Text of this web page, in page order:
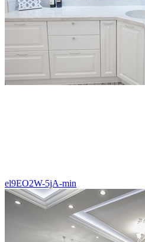
el9EO2W-5jA-min